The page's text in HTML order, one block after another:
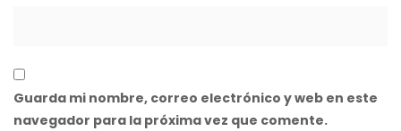
Guarda mi nombre, correo electrónico y web en este
navegador para la próxima vez que comente.